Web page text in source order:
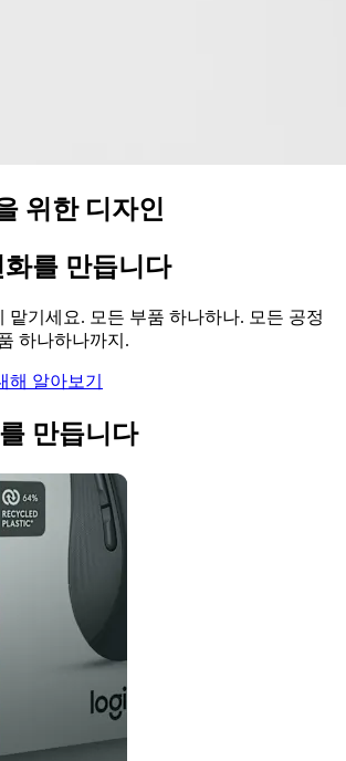
위한 디자인
를 만듭니다
맡기세요. 모든 부품 하나하나. 모든 공정
하나하나까지.
해 알아보기
만듭니다